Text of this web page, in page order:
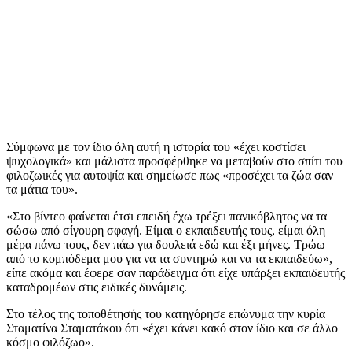
Σύμφωνα με τον ίδιο όλη αυτή η ιστορία του «έχει κοστίσει
ψυχολογικά» και μάλιστα προσφέρθηκε να μεταβούν στο σπίτι του
φιλοζωικές για αυτοψία και σημείωσε πως «προσέχει τα ζώα σαν
τα μάτια του».
«Στο βίντεο φαίνεται έτσι επειδή έχω τρέξει πανικόβλητος να τα
σώσω από σίγουρη σφαγή. Είμαι ο εκπαιδευτής τους, είμαι όλη
μέρα πάνω τους, δεν πάω για δουλειά εδώ και έξι μήνες. Τρώω
από το κομπόδεμα μου για να τα συντηρώ και να τα εκπαιδεύω»,
είπε ακόμα και έφερε σαν παράδειγμα ότι είχε υπάρξει εκπαιδευτής
καταδρομέων στις ειδικές δυνάμεις.
Στο τέλος της τοποθέτησής του κατηγόρησε επώνυμα την κυρία
Σταματίνα Σταματάκου ότι «έχει κάνει κακό στον ίδιο και σε άλλο
κόσμο φιλόζωο».